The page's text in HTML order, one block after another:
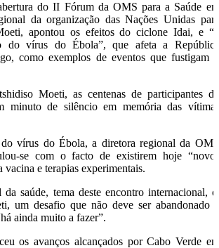
do II Fórum da OMS para a Saúde em
da organização das Nações Unidas para
apontou os efeitos do ciclone Idai, e “o
do vírus do Ébola”, que afeta a República
como exemplos de eventos que fustigam o
Moeti, as centenas de participantes do
minuto de silêncio em memória das vítimas
vírus do Ébola, a diretora regional da OMS
se com o facto de existirem hoje “novos
vacina e terapias experimentais.
saúde, tema deste encontro internacional, é,
um desafio que não deve ser abandonado e
ainda muito a fazer”.
os avanços alcançados por Cabo Verde em